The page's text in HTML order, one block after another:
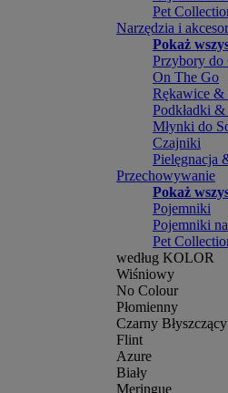
Pet
Narzędzia i
Pokaż
Przybory
On The Go
Rękawice &
Podkładki
Młynki do
Czajniki
Pielęgnacja
Przechowywanie
Pokaż
Pojemniki
Pojemniki
Pet
według KOLOR
Wiśniowy
No Colour
Płomienny
Czarny Błyszczący
Flint
Azure
Biały
Meringue